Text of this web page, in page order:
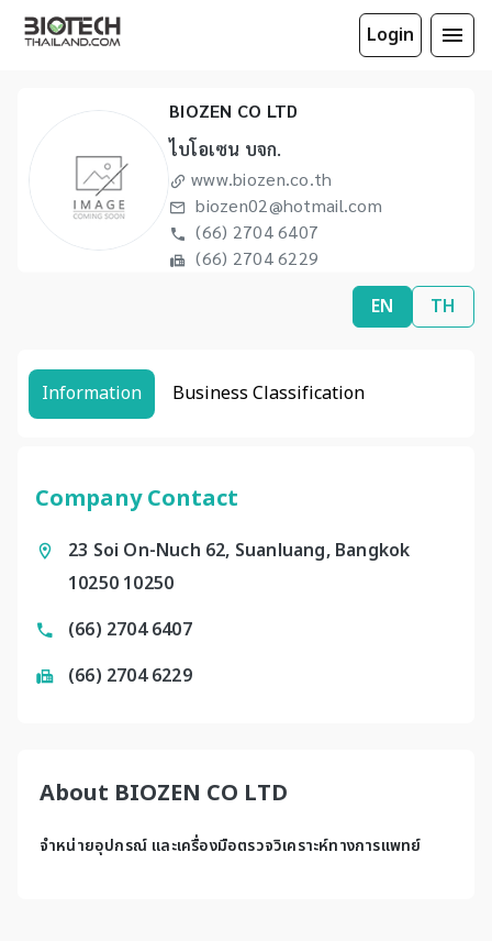
Login
BIOZEN CO LTD
ไบโอเซน บจก.
www.biozen.co.th
biozen02@hotmail.com
(66) 2704 6407
(66) 2704 6229
EN TH
Information Business Classification
Company Contact
23 Soi On-Nuch 62, Suanluang, Bangkok
10250 10250
(66) 2704 6407
(66) 2704 6229
About BIOZEN CO LTD
จำหน่ายอุปกรณ์ และเครื่องมือตรวจวิเคราะห์ทางการแพทย์